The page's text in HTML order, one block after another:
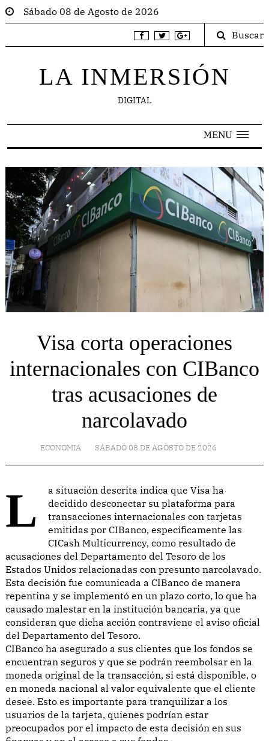
Sábado 08 de Agosto de 2026
Buscar
LA INMERSIÓN
DIGITAL
MENU
Visa corta operaciones
internacionales con CIBanco
tras acusaciones de
narcolavado
ECONOMIA SÁBADO 08 DE AGOSTO DE 2026
La situación descrita indica que Visa ha
decidido desconectar su plataforma para
transacciones internacionales con tarjetas
emitidas por CIBanco, específicamente las
CICash Multicurrency, como resultado de
acusaciones del Departamento del Tesoro de los
Estados Unidos relacionadas con presunto narcolavado.
Esta decisión fue comunicada a CIBanco de manera
repentina y se implementó en un plazo corto, lo que ha
causado malestar en la institución bancaria, ya que
consideran que dicha acción contraviene el aviso oficial
del Departamento del Tesoro.
CIBanco ha asegurado a sus clientes que los fondos se
encuentran seguros y que se podrán reembolsar en la
moneda original de la transacción, si está disponible, o
en moneda nacional al valor equivalente que el cliente
desee. Esto es importante para tranquilizar a los
usuarios de la tarjeta, quienes podrían estar
preocupados por el impacto de esta decisión en sus